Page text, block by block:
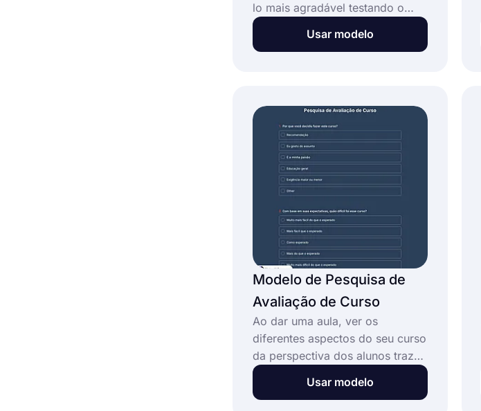
lo mais agradável testando o
conhecimento de vocabulário
das pessoas com testes rápidos
um modelo de questionário de
vocabulário incrível.
Usar modelo
Modelo de Pesquisa de
Avaliação de Curso
Ao dar uma aula, ver os
diferentes aspectos do seu curso
da perspectiva dos alunos traz
muitas oportunidades. Ao
analisar as taxas de
Usar modelo